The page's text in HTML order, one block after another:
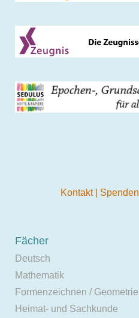
Kontakt Spenden
Fächer
Deutsch
Mathematik
Formenzeichnen / Geometrie
Heimat- und Sachkunde